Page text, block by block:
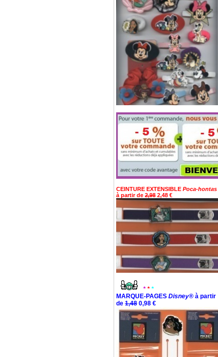
CEINTURE EXTENSIBLE Poca-hontas
à partir de 2,98 2,48 €
* * *
MARQUE-PAGES Disney® à partir
de 1,48 0,98 €